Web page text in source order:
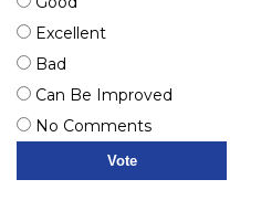
Excellent
Bad
Can Be Improved
No Comments